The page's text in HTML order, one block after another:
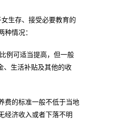
生存、接受必要教育的
情况：
例可适当提高，但一般
、生活补贴及其他的收
费的标准一般不低于当地
经济收入或者下落不明